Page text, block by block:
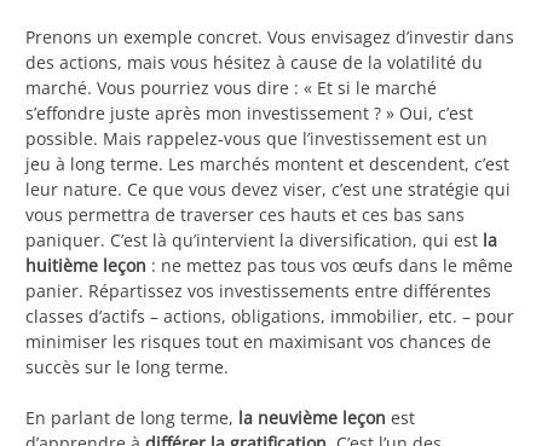
Prenons un exemple concret. Vous envisagez d’investir dans
des actions, mais vous hésitez à cause de la volatilité du
marché. Vous pourriez vous dire : « Et si le marché
s’effondre juste après mon investissement ? » Oui, c’est
possible. Mais rappelez-vous que l’investissement est un
jeu à long terme. Les marchés montent et descendent, c’est
leur nature. Ce que vous devez viser, c’est une stratégie qui
vous permettra de traverser ces hauts et ces bas sans
paniquer. C’est là qu’intervient la diversification, qui est la
huitième leçon : ne mettez pas tous vos œufs dans le même
panier. Répartissez vos investissements entre différentes
classes d’actifs – actions, obligations, immobilier, etc. – pour
minimiser les risques tout en maximisant vos chances de
succès sur le long terme.
En parlant de long terme, la neuvième leçon est